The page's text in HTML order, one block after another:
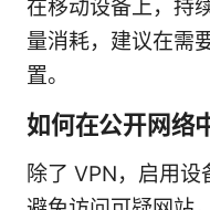
在移动设备上，持
量消耗，建议在需
置。
如何在公开网络
除了 VPN，启用设